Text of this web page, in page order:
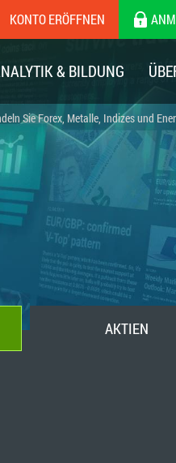
KONTO ERÖFFNEN
& BILDUNG
Sie Forex, Metalle, Indizes und
AKTIEN